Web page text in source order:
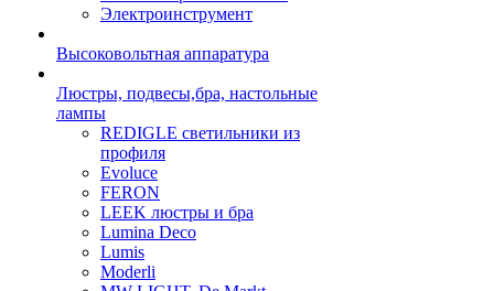
Электроинструмент
Высоковольтная аппаратура
Люстры, подвесы,бра, настольные
лампы
REDIGLE светильники из
профиля
Evoluce
FERON
LEEK люстры и бра
Lumina Deco
Lumis
Moderli